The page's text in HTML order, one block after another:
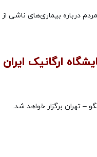
مردم درباره بیماری‌های
ارگانیک ایران